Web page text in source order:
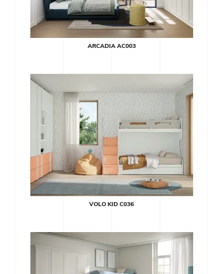
ARCADIA AC003
VOLO KID C036